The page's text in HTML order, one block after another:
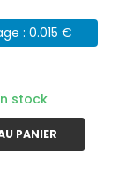
: 0.015 €
stock
PANIER